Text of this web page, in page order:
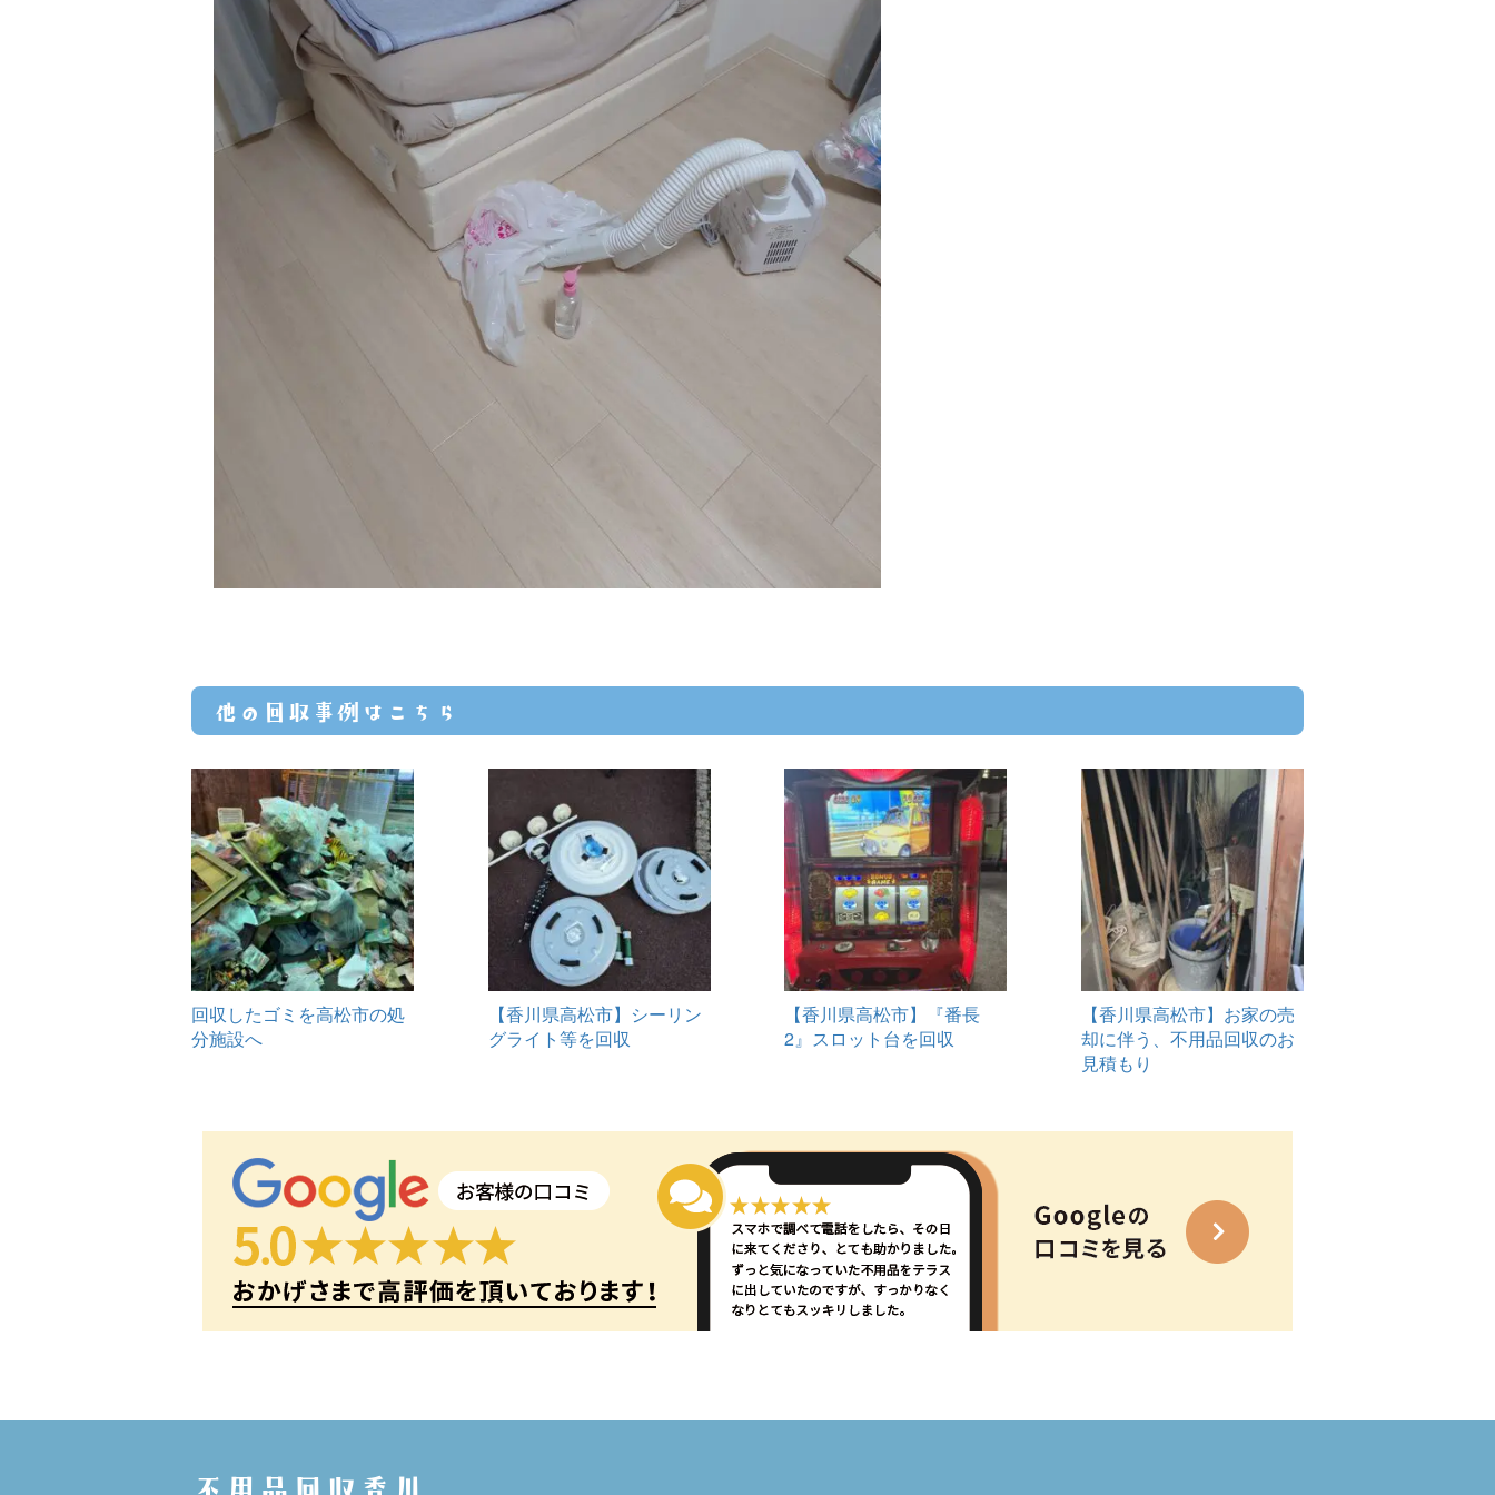
他の回収事例はこちら
回収したゴミを高松市の処
分施設へ
【香川県高松市】シーリン
グライト等を回収
【香川県高松市】『番長
2』スロット台を回収
【香川県高松市】お家の売
却に伴う、不用品回収のお
見積もり